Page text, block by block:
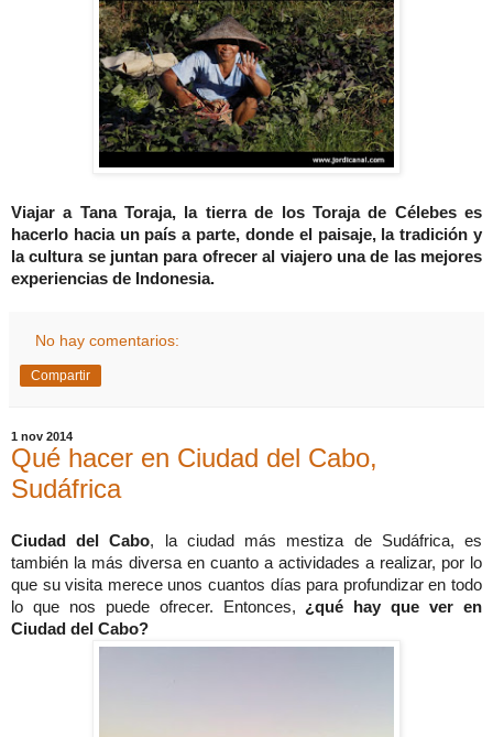
Viajar a Tana Toraja, la tierra de los Toraja de Célebes es
hacerlo hacia un país a parte, donde el paisaje, la tradición y
la cultura se juntan para ofrecer al viajero una de las mejores
experiencias de Indonesia.
No hay comentarios:
Compartir
1 nov 2014
Qué hacer en Ciudad del Cabo,
Sudáfrica
Ciudad del Cabo, la ciudad más mestiza de Sudáfrica, es
también la más diversa en cuanto a actividades a realizar, por lo
que su visita merece unos cuantos días para profundizar en todo
lo que nos puede ofrecer. Entonces, ¿qué hay que ver en
Ciudad del Cabo?